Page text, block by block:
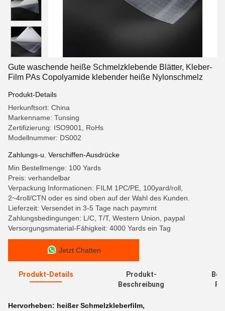
Gute waschende heiße Schmelzklebende Blätter, Kleber-
Film PAs Copolyamide klebender heiße Nylonschmelz
Produkt-Details
Herkunftsort: China
Markenname: Tunsing
Zertifizierung: ISO9001, RoHs
Modellnummer: DS002
Zahlungs-u. Verschiffen-Ausdrücke
Min Bestellmenge: 100 Yards
Preis: verhandelbar
Verpackung Informationen: FILM 1PC/PE, 100yard/roll,
2~4roll/CTN oder es sind oben auf der Wahl des Kunden.
Lieferzeit: Versendet in 3-5 Tage nach paymrnt
Zahlungsbedingungen: L/C, T/T, Western Union, paypal
Versorgungsmaterial-Fähigkeit: 4000 Yards ein Tag
Jetzt Chatten
Produkt-Details
Produkt-
Beschreibung
Hervorheben: heißer Schmelzkleberfilm,